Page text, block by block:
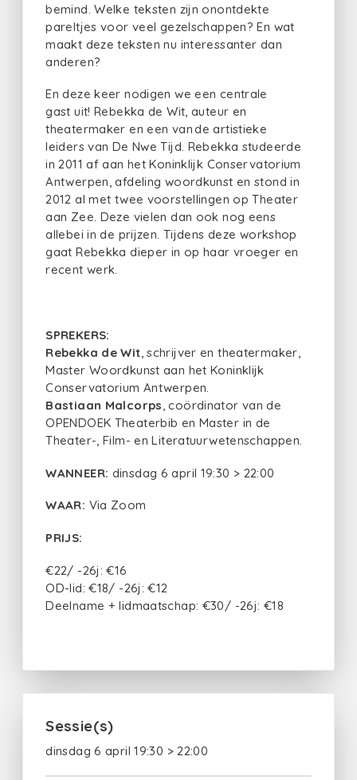
bemind. Welke teksten zijn onontdekte
pareltjes voor veel gezelschappen? En wat
maakt deze teksten nu interessanter dan
anderen?
En deze keer nodigen we een centrale
gast uit! Rebekka de Wit, auteur en
theatermaker en een van de artistieke
leiders van De Nwe Tijd. Rebekka studeerde
in 2011 af aan het Koninklijk Conservatorium
Antwerpen, afdeling woordkunst en stond in
2012 al met twee voorstellingen op Theater
aan Zee. Deze vielen dan ook nog eens
allebei in de prijzen. Tijdens deze workshop
gaat Rebekka dieper in op haar vroeger en
recent werk.
SPREKERS:
Rebekka de Wit , schrijver en theatermaker,
Master Woordkunst aan het Koninklijk
Conservatorium Antwerpen.
Bastiaan Malcorps , coördinator van de
OPENDOEK Theaterbib en Master in de
Theater-, Film- en Literatuurwetenschappen.
WANNEER: dinsdag 6 april 19:30 > 22:00
WAAR: Via Zoom
PRIJS:
€22/ -26j: €16
OD-lid: €18/ -26j: €12
Deelname + lidmaatschap: €30/ -26j: €18
Sessie(s)
dinsdag 6 april 19:30 > 22:00